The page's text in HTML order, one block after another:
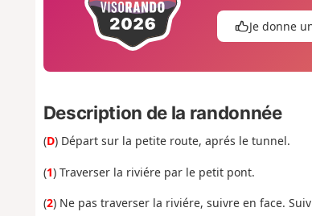
Je donne
Description de la randonnée
(D) Départ sur la petite route, aprés le tunnel.
(1) Traverser la riviére par le petit pont.
(2) Ne pas traverser la riviére, suivre en face.